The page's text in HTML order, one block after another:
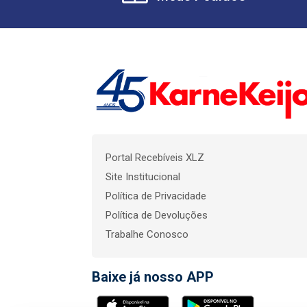
Portal Recebíveis XLZ
Site Institucional
Política de Privacidade
Política de Devoluções
Trabalhe Conosco
Baixe já nosso APP